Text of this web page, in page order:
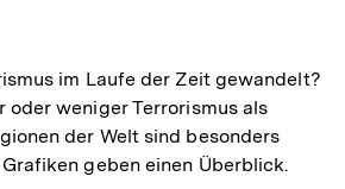
im Laufe der Zeit gewandelt?
oder weniger Terrorismus als
der Welt sind besonders
geben einen Überblick.